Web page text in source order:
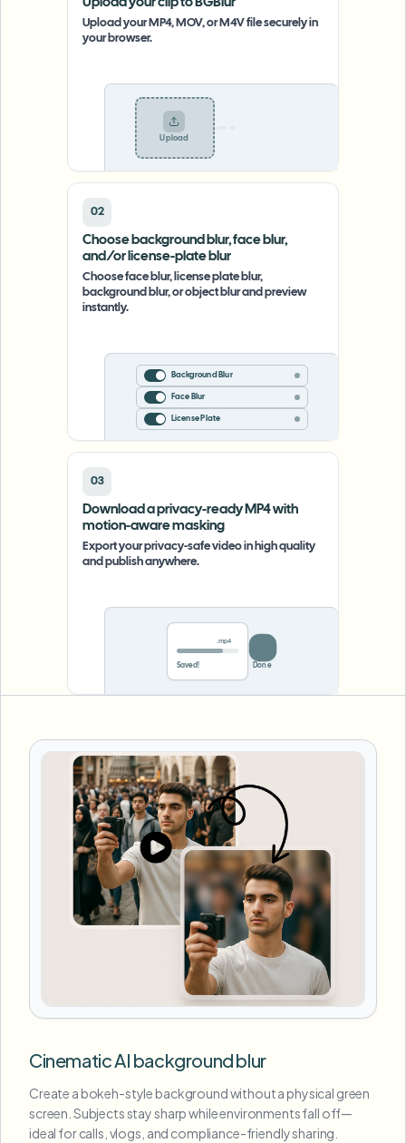
一括背景除去
Upload your clip to BGBlur
Upload your MP4, MOV, or M4V file securely in
your browser.
Upload
02
Choose background blur, face blur,
and/or license-plate blur
Choose face blur, license plate blur,
background blur, or object blur and preview
instantly.
Background Blur
Face Blur
License Plate
03
Download a privacy-ready MP4 with
motion-aware masking
Export your privacy-safe video in high quality
and publish anywhere.
.mp4
0% Save
Cinematic AI background blur
Create a bokeh-style background without a physical green
screen. Subjects stay sharp while environments fall off—
ideal for calls, vlogs, and compliance-friendly sharing.